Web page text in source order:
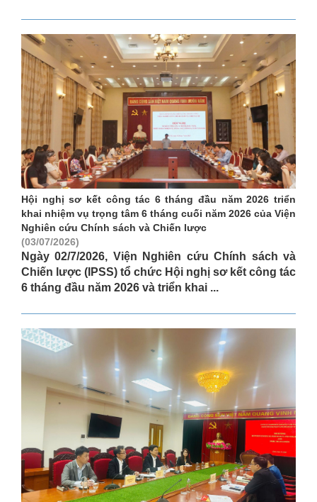
Hội nghị sơ kết công tác 6 tháng đầu năm 2026 triển
khai nhiệm vụ trọng tâm 6 tháng cuối năm 2026 của Viện
Nghiên cứu Chính sách và Chiến lược
(03/07/2026)
Ngày 02/7/2026, Viện Nghiên cứu Chính sách và
Chiến lược (IPSS) tổ chức Hội nghị sơ kết công tác
6 tháng đầu năm 2026 và triển khai ...